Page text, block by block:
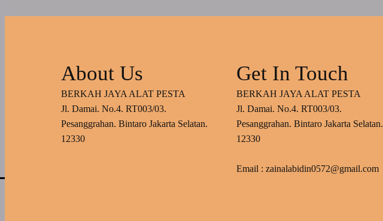
About Us
BERKAH JAYA ALAT PESTA
Jl. Damai. No.4. RT003/03.
Pesanggrahan. Bintaro Jakarta Selatan.
12330
Get In Touch
BERKAH JAYA ALAT PESTA
Jl. Damai. No.4. RT003/03.
Pesanggrahan. Bintaro Jakarta Selatan.
12330
Email : zainalabidin0572@gmail.com